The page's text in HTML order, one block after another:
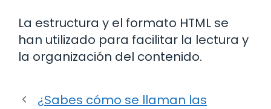
La estructura y el formato HTML se
han utilizado para facilitar la lectura y
la organización del contenido.
¿Sabes cómo se llaman las